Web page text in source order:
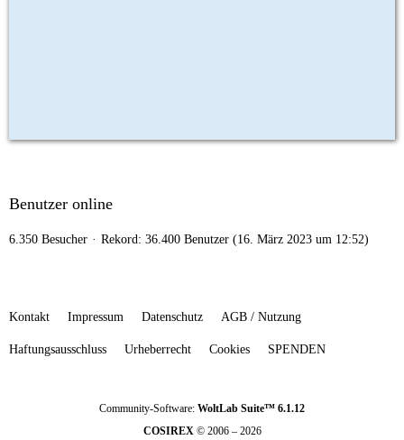
Benutzer online
6.350 Besucher Rekord: 36.400 Benutzer (16. März 2023 um 12:52)
Kontakt Impressum Datenschutz AGB / Nutzung
Haftungsausschluss Urheberrecht Cookies SPENDEN
Community-Software: WoltLab Suite™ 6.1.12
COSIREX© 2006 – 2026